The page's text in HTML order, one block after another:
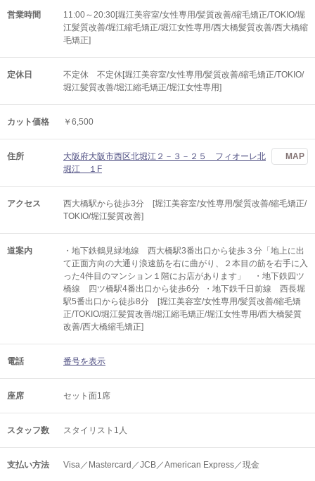
営業時間
11:00～20:30[堀江美容室/女性専用/髪質改善/縮毛矯正/TOKIO/堀
江髪質改善/堀江縮毛矯正/堀江女性専用/西大橋髪質改善/西大橋縮
毛矯正]
定休日
不定休 不定休[堀江美容室/女性専用/髪質改善/縮毛矯正/TOKIO/
堀江髪質改善/堀江縮毛矯正/堀江女性専用]
カット価格 ￥6,500
住所
大阪府大阪市西区北堀江２－３－２５ フィオーレ北
堀江 １F
MAP
アクセス
西大橋駅から徒歩3分 [堀江美容室/女性専用/髪質改善/縮毛矯正/
TOKIO/堀江髪質改善]
道案内
・地下鉄鶴見緑地線 西大橋駅3番出口から徒歩３分「地上に出
て正面方向の大通り浪速筋を右に曲がり、２本目の筋を右手に入
った4件目のマンション１階にお店があります」 ・地下鉄四ツ
橋線 四ツ橋駅4番出口から徒歩6分 ・地下鉄千日前線 西長堀
駅5番出口から徒歩8分 [堀江美容室/女性専用/髪質改善/縮毛矯
正/TOKIO/堀江髪質改善/堀江縮毛矯正/堀江女性専用/西大橋髪質
改善/西大橋縮毛矯正]
電話 番号を表示
座席 セット面1席
スタッフ数 スタイリスト1人
支払い方法 Visa／Mastercard／JCB／American Express／現金